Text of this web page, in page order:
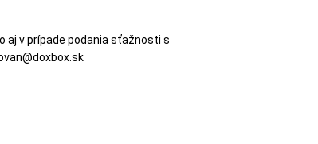
aj v prípade podania sťažnosti s